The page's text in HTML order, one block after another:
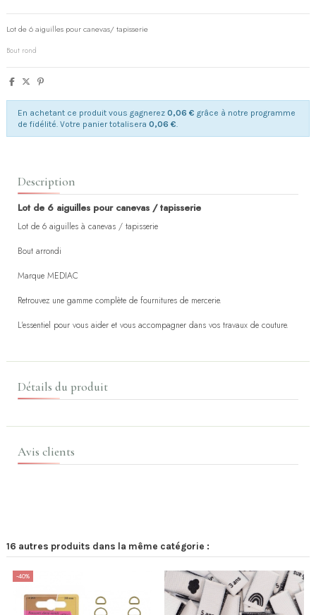
Lot de 6 aiguilles pour canevas/ tapisserie
Bout rond
En achetant ce produit vous gagnerez 0,06 € grâce à notre programme
de fidélité. Votre panier totalisera 0,06 €.
Description
Lot de 6 aiguilles pour canevas / tapisserie
Lot de 6 aiguilles à canevas / tapisserie
Bout arrondi
Marque MEDIAC
Retrouvez une gamme complète de fournitures de mercerie.
L'essentiel pour vous aider et vous accompagner dans vos travaux de couture.
Détails du produit
Avis clients
16 autres produits dans la même catégorie :
-40%